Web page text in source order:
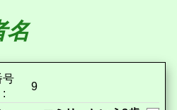
名
号
:
9